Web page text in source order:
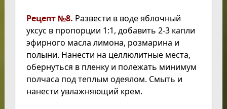
Рецепт №8. Развести в воде яблочный
уксус в пропорции 1:1, добавить 2-3 капли
эфирного масла лимона, розмарина и
полыни. Нанести на целлюлитные места,
обернуться в пленку и полежать минимум
полчаса под теплым одеялом. Смыть и
нанести увлажняющий крем.